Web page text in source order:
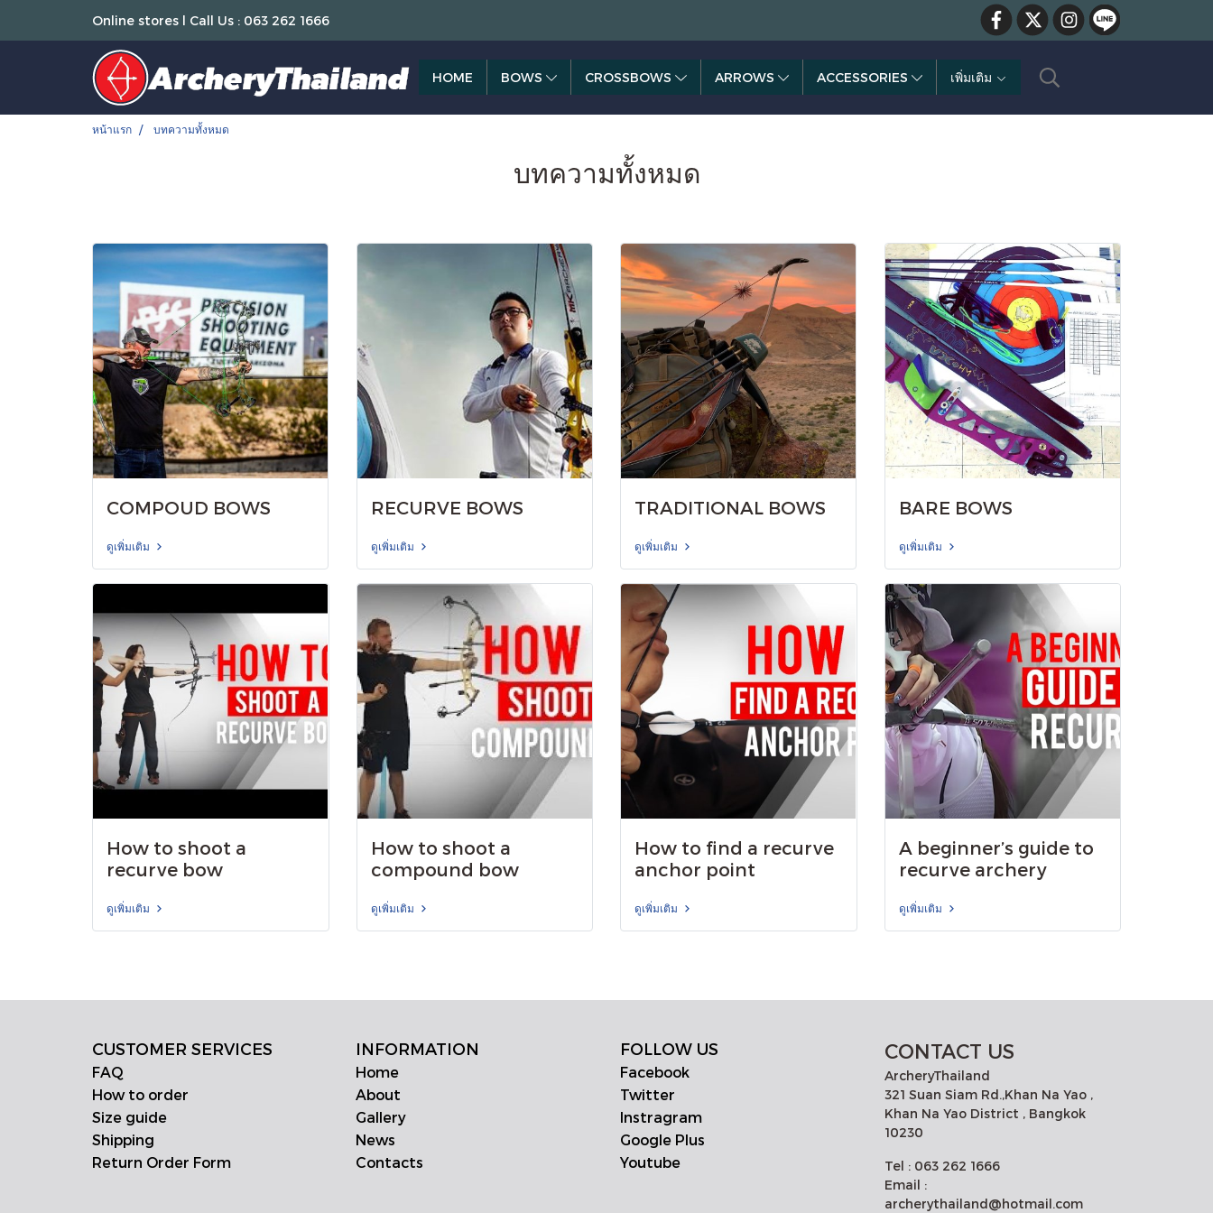
Online stores l Call Us : 063 262 1666
HOME BOWS CROSSBOWS ARROWS ACCESSORIES เพิ่มเติม
หน้าแรก บทความทั้งหมด
บทความทั้งหมด
COMPOUD BOWS
ดูเพิ่มเติม
RECURVE BOWS
ดูเพิ่มเติม
TRADITIONAL BOWS
ดูเพิ่มเติม
BARE BOWS
ดูเพิ่มเติม
How to shoot a
recurve bow
ดูเพิ่มเติม
How to shoot a
compound bow
ดูเพิ่มเติม
How to find a recurve
anchor point
ดูเพิ่มเติม
A beginner’s guide to
recurve archery
ดูเพิ่มเติม
CUSTOMER SERVICES
FAQ
How to order
Size guide
Shipping
Return Order Form
INFORMATION
Home
About
Gallery
News
Contacts
FOLLOW US
Facebook
Twitter
Instragram
Google Plus
Youtube
CONTACT US
ArcheryThailand
321 Suan Siam Rd.,Khan Na Yao ,
Khan Na Yao District , Bangkok
10230
Tel : 063 262 1666
Email :
archerythailand@hotmail.com